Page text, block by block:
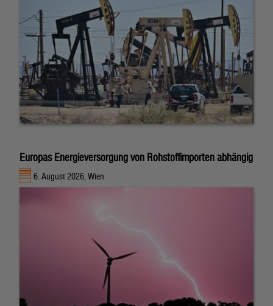
Europas Energieversorgung von Rohstoffimporten abhängig
6. August 2026, Wien